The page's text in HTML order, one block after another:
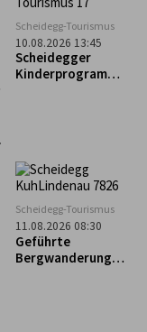
Scheidegg-Tourismus
10.08.2026 13:45
Scheidegger
Kinderprogramm:
Scheidegg-Tourismus
11.08.2026 08:30
Geführte
Bergwanderung